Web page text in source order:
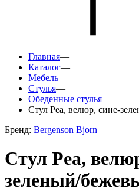
Главная—
Каталог—
Мебель—
Стулья—
Обеденные стулья—
Стул Pea, велюр, сине-
Бренд: Bergenson Bjorn
Стул Pea,
зеленый/